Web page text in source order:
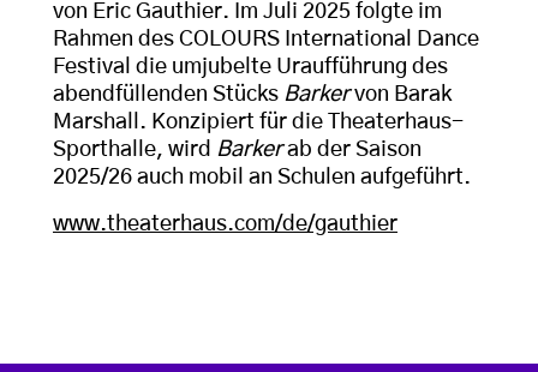
von Eric Gauthier. Im Juli 2025 folgte im
Rahmen des COLOURS International Dance
Festival die umjubelte Uraufführung des
abendfüllenden Stücks Barkervon Barak
Marshall. Konzipiert für die Theaterhaus-
Sporthalle, wird Barkerab der Saison
2025/26 auch mobil an Schulen aufgeführt.
www.theaterhaus.com/de/gauthier